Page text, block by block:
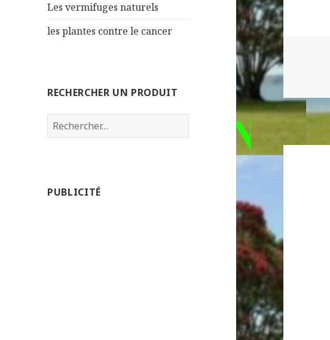
Les vermifuges naturels
les plantes contre le cancer
RECHERCHER UN PRODUIT
Rechercher :
PUBLICITÉ